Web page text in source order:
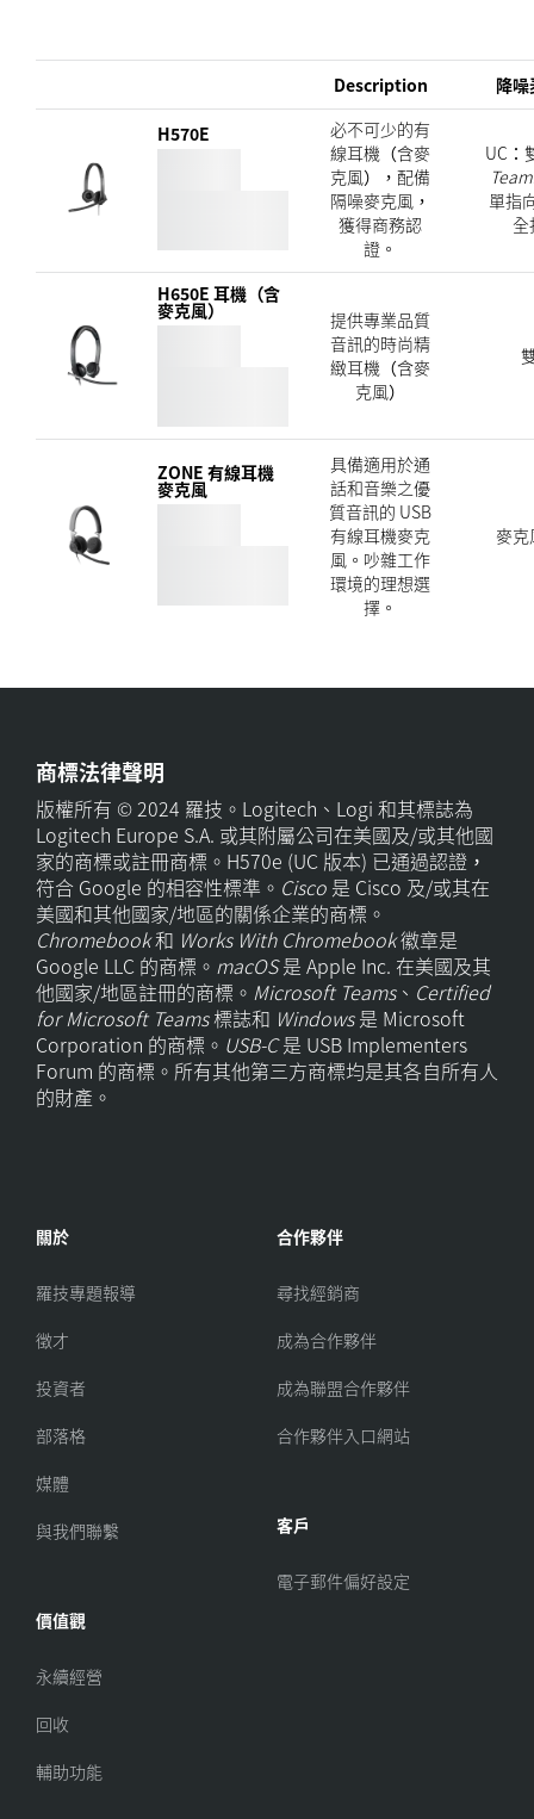
Description 降
H570E
必不可少的有
線耳機（含麥
克風），配備
隔噪麥克風，
獲得商務認
證。
UC：
單指
全
H650E 耳機（含
麥克風）
提供專業品質
音訊的時尚精
緻耳機（含麥
克風）
ZONE 有線耳機
麥克風
具備適用於通
話和音樂之優
質音訊的 USB
有線耳機麥克
風。吵雜工作
環境的理想選
擇。
麥
商標法律聲明
版權所有 © 2024 羅技。Logitech、Logi 和其標誌為
Logitech Europe S.A. 或其附屬公司在美國及/或其他國
家的商標或註冊商標。H570e (UC 版本) 已通過認證，
符合 Google 的相容性標準。 Cisco 是 Cisco 及/或其在
美國和其他國家/地區的關係企業的商標。
Chromebook和 Works With Chromebook徽章是
Google LLC 的商標。 macOS是 Apple Inc. 在美國及其
他國家/地區註冊的商標。 Microsoft Teams、 Certified
for Microsoft Teams標誌和 Windows是 Microsoft
Corporation 的商標。 USB-C是 USB Implementers
Forum 的商標。所有其他第三方商標均是其各自所有人
的財產。
關於
羅技專題報導
徵才
投資者
部落格
媒體
與我們聯繫
價值觀
永續經營
回收
輔助功能
合作夥伴
尋找經銷商
成為合作夥伴
成為聯盟合作夥伴
合作夥伴入口網站
客戶
電子郵件偏好設定